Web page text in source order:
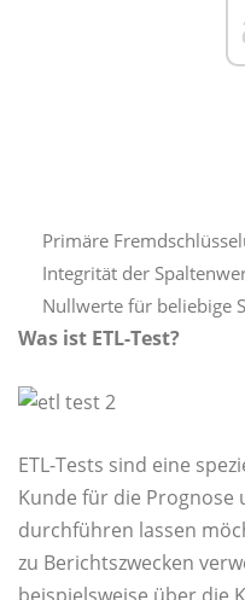
Primäre
Integrität der
Nullwerte für beliebige
Was ist ETL-Test?
ETL-Tests sind eine
Kunde für die Prognose
durchführen lassen
zu Berichtszwecken